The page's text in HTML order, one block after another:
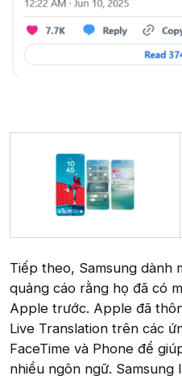
Tiếp theo, Samsung dành
quảng cáo rằng họ đã có
Apple trước. Apple đã
Live Translation trên các
FaceTime và Phone để
nhiều ngôn ngữ. Samsung